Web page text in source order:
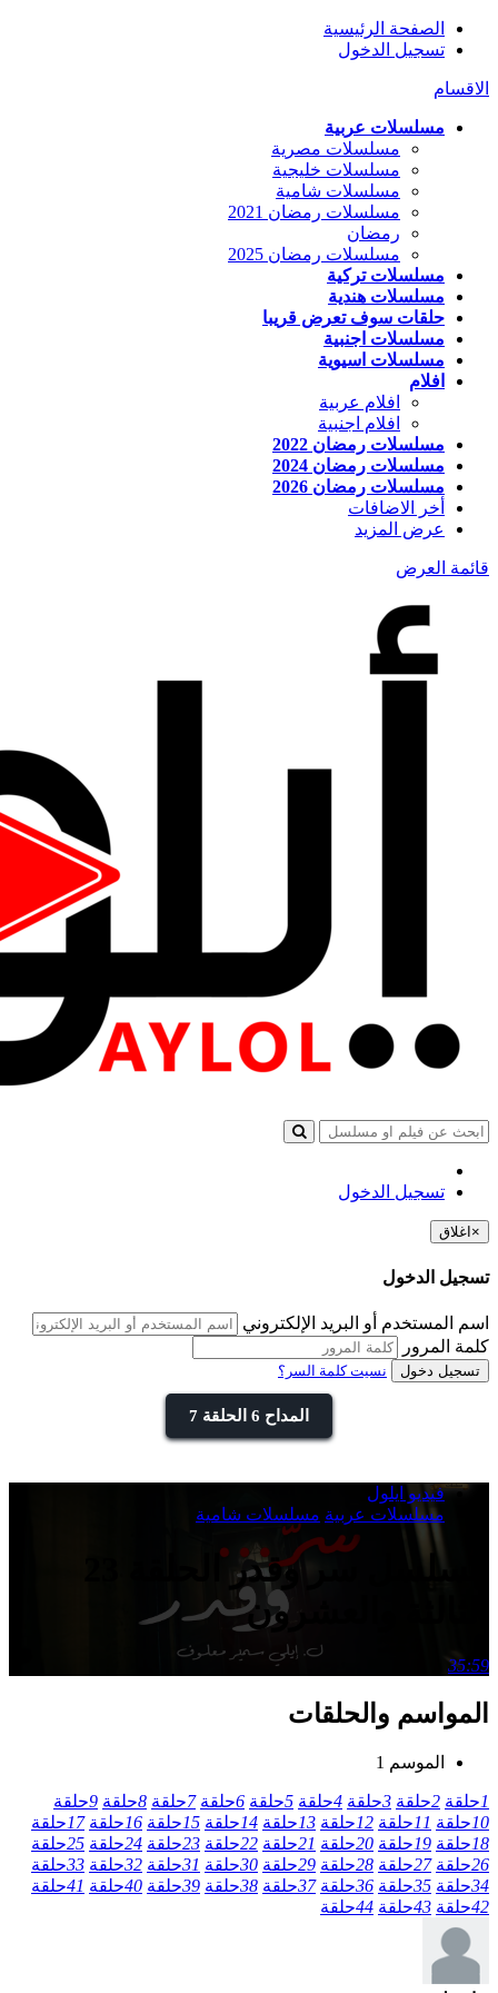
الصفحة الرئيسية
تسجيل الدخول
الاقسام
مسلسلات عربية
مسلسلات مصرية
مسلسلات خليجية
مسلسلات شامية
مسلسلات رمضان 2021
رمضان
مسلسلات رمضان 2025
مسلسلات تركية
مسلسلات هندية
حلقات سوف تعرض قريبا
مسلسلات اجنبية
مسلسلات اسيوية
افلام
افلام عربية
افلام اجنبية
مسلسلات رمضان 2022
مسلسلات رمضان 2024
مسلسلات رمضان 2026
أخر الاضافات
عرض المزيد
قائمة العرض
تسجيل الدخول
× اغلاق
تسجيل الدخول
اسم المستخدم أو البريد الإلكتروني
كلمة المرور
تسجيل دخول نسيت كلمة السر؟
المداح 6 الحلقة 7
فيديو ايلول
مسلسلات عربية مسلسلات شامية
الثالثة والعشرون
35:59
المواسم والحلقات
الموسم 1
1حلقة 2حلقة 3حلقة 4حلقة 5حلقة 6حلقة 7حلقة 8حلقة 9حلقة
10حلقة 11حلقة 12حلقة 13حلقة 14حلقة 15حلقة 16حلقة 17حلقة
18حلقة 19حلقة 20حلقة 21حلقة 22حلقة 23حلقة 24حلقة 25حلقة
26حلقة 27حلقة 28حلقة 29حلقة 30حلقة 31حلقة 32حلقة 33حلقة
34حلقة 35حلقة 36حلقة 37حلقة 38حلقة 39حلقة 40حلقة 41حلقة
42حلقة 43حلقة 44حلقة